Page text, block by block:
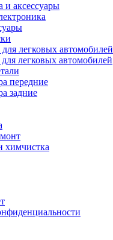
и аксессуары
легковых автомобилей
легковых автомобилей
передние
задние
химчистка